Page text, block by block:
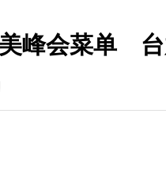
峰会菜单 台